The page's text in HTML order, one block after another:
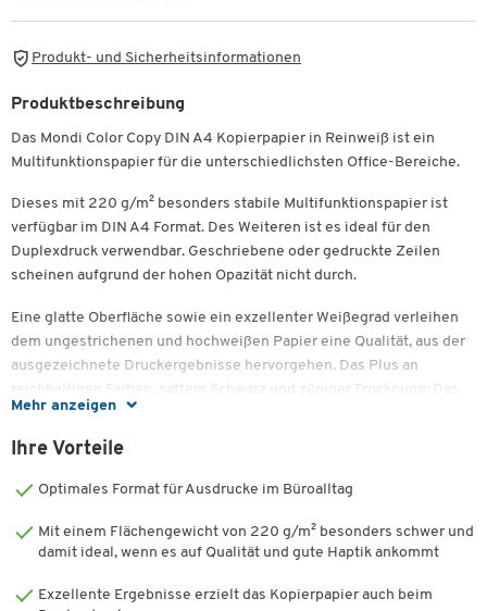
Produkt- und Sicherheitsinformationen
Mehr anzeigen
Produktbeschreibung
Das Mondi Color Copy DIN A4 Kopierpapier in Reinweiß ist ein
Multifunktionspapier für die unterschiedlichsten Office-Bereiche.
Dieses mit 220 g/m² besonders stabile Multifunktionspapier ist
verfügbar im DIN A4 Format. Des Weiteren ist es ideal für den
Duplexdruck verwendbar. Geschriebene oder gedruckte Zeilen
scheinen aufgrund der hohen Opazität nicht durch.
Eine glatte Oberfläche sowie ein exzellenter Weißegrad verleihen
dem ungestrichenen und hochweißen Papier eine Qualität, aus der
ausgezeichnete Druckergebnisse hervorgehen. Das Plus an
reichhaltigen Farben, sattem Schwarz und zügiger Trocknung: Das
Qualitätsmerkmal ColorLok® holt aus Ihren Druckergebnissen das
Beste heraus. Variabel in seinen Verwendungsmöglichkeiten,
es sich durch seine hohe Flexibilität hervor.
Dank der höheren Papierdicke, dem ausgezeichneten Volumen und
der optimalen Papierglätte verfügt das Papier über sehr gute
eine hervorragende Planlage und eine optimale Sorterauslastung
Ihre Vorteile
Optimales Format für Ausdrucke im Büroalltag
Mit einem Flächengewicht von 220 g/m² besonders schwer und
damit ideal, wenn es auf Qualität und gute Haptik ankommt
Exzellente Ergebnisse erzielt das Kopierpapier auch beim